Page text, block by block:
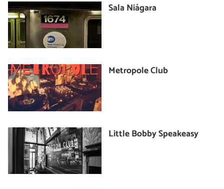
Sala Niágara
Metropole Club
Little Bobby Speakeasy